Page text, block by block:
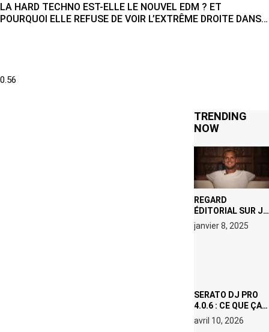
LA HARD TECHNO EST-ELLE LE NOUVEL EDM ? ET
POURQUOI ELLE REFUSE DE VOIR L’EXTRÊME DROITE DANS
TRENDING
NOW
REGARD
ÉDITORIAL SUR JE
M’APPELLE TIM
(NETFLIX) : AVICII,
janvier 8, 2025
SERATO DJ PRO
4.0.6 : CE QUE ÇA
CHANGE, MÊME SI
VOUS N’ÊTES NI
avril 10, 2026